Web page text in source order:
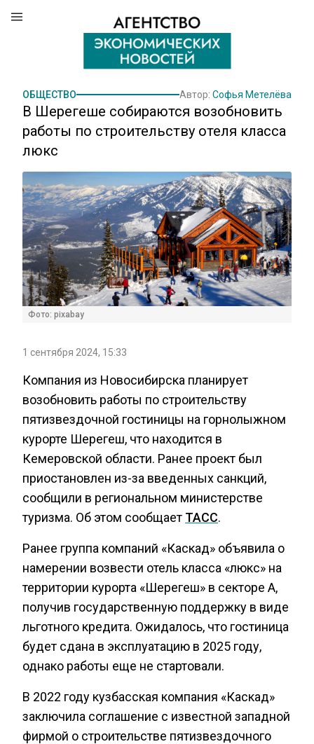
ОБЩЕСТВО Автор: Софья Метелёва
В Шерегеше собираются возобновить
работы по строительству отеля класса
люкс
Фото: pixabay
1 сентября 2024, 15:33
Компания из Новосибирска планирует
возобновить работы по строительству
пятизвездочной гостиницы на горнолыжном
курорте Шерегеш, что находится в
Кемеровской области. Ранее проект был
приостановлен из-за введенных санкций,
сообщили в региональном министерстве
туризма. Об этом сообщает ТАСС.
Ранее группа компаний «Каскад» объявила о
намерении возвести отель класса «люкс» на
территории курорта «Шерегеш» в секторе A,
получив государственную поддержку в виде
льготного кредита. Ожидалось, что гостиница
будет сдана в эксплуатацию в 2025 году,
однако работы еще не стартовали.
В 2022 году кузбасская компания «Каскад»
заключила соглашение с известной западной
фирмой о строительстве пятизвездочного